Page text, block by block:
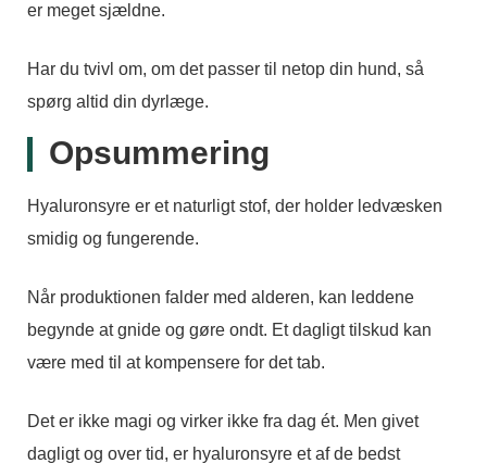
er meget sjældne.
Har du tvivl om, om det passer til netop din hund, så
spørg altid din dyrlæge.
Opsummering
Hyaluronsyre er et naturligt stof, der holder ledvæsken
smidig og fungerende.
Når produktionen falder med alderen, kan leddene
begynde at gnide og gøre ondt. Et dagligt tilskud kan
være med til at kompensere for det tab.
Det er ikke magi og virker ikke fra dag ét. Men givet
dagligt og over tid, er hyaluronsyre et af de bedst